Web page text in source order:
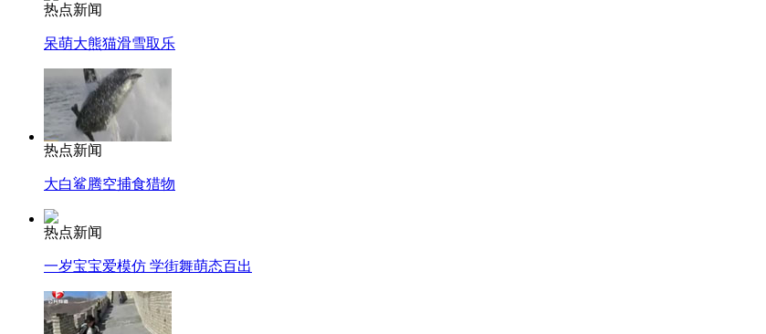
热点新闻
呆萌大熊猫滑雪取乐
热点新闻
大白鲨腾空捕食猎物
热点新闻
一岁宝宝爱模仿 学街舞萌态百出